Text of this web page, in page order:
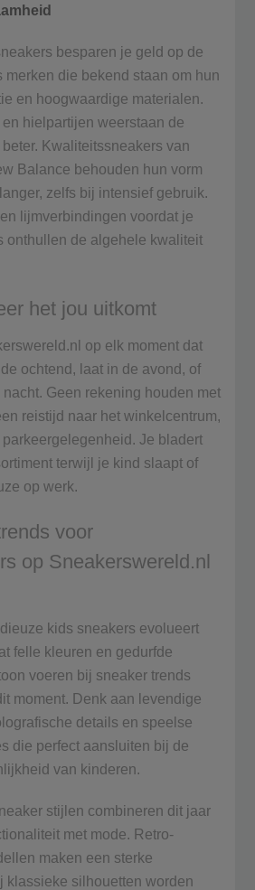
besparen je geld op de
merken die bekend staan om hun
en hoogwaardige materialen.
hielpartijen weerstaan de
Kwaliteitssneakers van
Balance behouden hun vorm
zelfs bij intensief gebruik.
lijmverbindingen voordat je
onthullen de algehele kwaliteit
het jou uitkomt
op elk moment dat
ochtend, laat in de avond, of
Geen rekening houden met
reistijd naar het winkelcentrum,
Je bladert
terwijl je kind slaapt of
op werk.
voor
op Sneakerswereld.nl
kids sneakers evolueert
felle kleuren en gedurfde
voeren bij sneaker trends
moment. Denk aan levendige
details en speelse
die perfect aansluiten bij de
van kinderen.
stijlen combineren dit jaar
met mode. Retro-
maken een sterke
klassieke silhouetten worden